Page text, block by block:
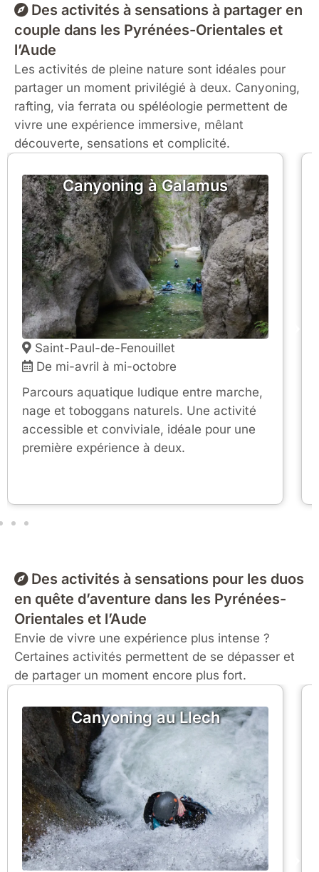
Des activités à sensations à partager en
couple dans les Pyrénées-Orientales et
l’Aude
Les activités de pleine nature sont idéales pour
partager un moment privilégié à deux. Canyoning,
rafting, via ferrata ou spéléologie permettent de
vivre une expérience immersive, mêlant
découverte, sensations et complicité.
Saint-Paul-de-Fenouillet
De mi-avril à mi-octobre
Parcours aquatique ludique entre marche,
nage et toboggans naturels. Une activité
accessible et conviviale, idéale pour une
première expérience à deux.
Canyoning à Galamus
Des activités à sensations pour les duos
en quête d’aventure dans les Pyrénées-
Orientales et l’Aude
Envie de vivre une expérience plus intense ?
Certaines activités permettent de se dépasser et
de partager un moment encore plus fort.
Canyoning au Llech